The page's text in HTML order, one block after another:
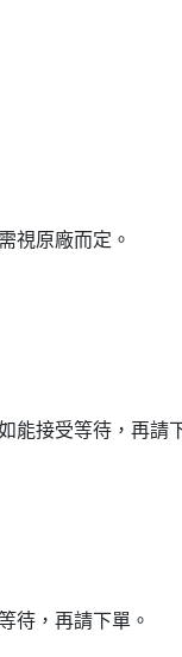
視原廠而定。
能接受等待，再請
待，再請下單。